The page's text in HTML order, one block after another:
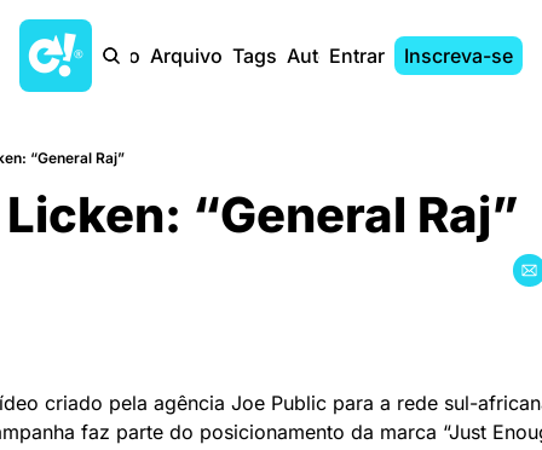
Início Arquivo Tags AutoresEntrar Inscreva-se
“General Raj”
“General Raj”
criado pela agência Joe Public para a rede sul-
faz parte do posicionamento da marca “Just